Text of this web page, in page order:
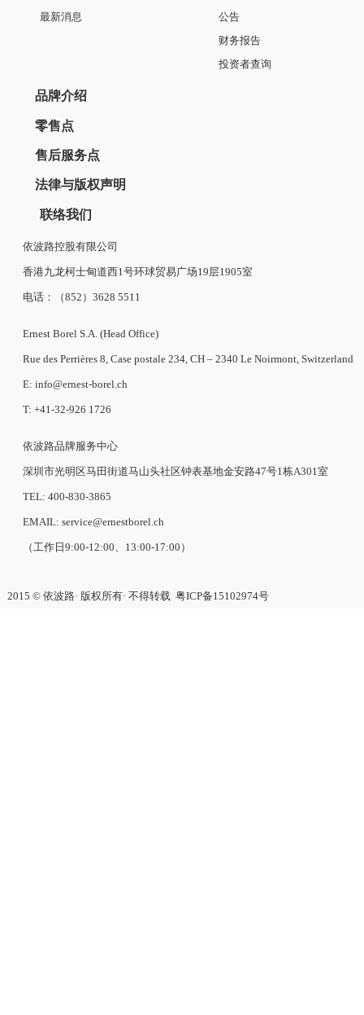
最新消息
公告
财务报告
投资者查询
品牌介绍
零售点
售后服务点
法律与版权声明
联络我们
依波路控股有限公司
香港九龙柯士甸道西1号环球贸易广场19层1905室
电话：（852）3628 5511
Ernest Borel S.A. (Head Office)
Rue des Perrières 8, Case postale 234, CH – 2340 Le Noirmont, Switzerland
E: info@ernest-borel.ch
T: +41-32-926 1726
依波路品牌服务中心
深圳市光明区马田街道马山头社区钟表基地金安路47号1栋A301室
TEL: 400-830-3865
EMAIL: service@ernestborel.ch
（工作日9:00-12:00、13:00-17:00）
2015 © 依波路· 版权所有· 不得转载粤ICP备15102974号